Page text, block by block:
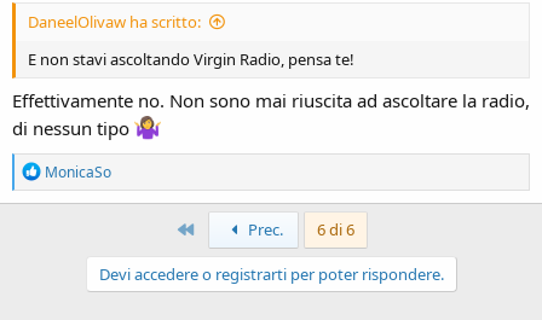
DaneelOlivaw ha scritto:
E non stavi ascoltando Virgin Radio, pensa te!
Effettivamente no. Non sono mai riuscita ad ascoltare la radio,
di nessun tipo
R
e
a
MonicaSo
Primo Prec. 6 di 6
Devi accedere o registrarti per poter rispondere.